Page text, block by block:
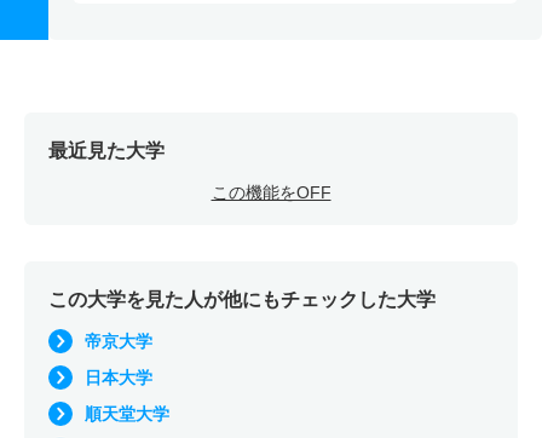
最近見た大学
この機能をOFF
この大学を見た人が他にもチェックした大学
帝京大学
日本大学
順天堂大学